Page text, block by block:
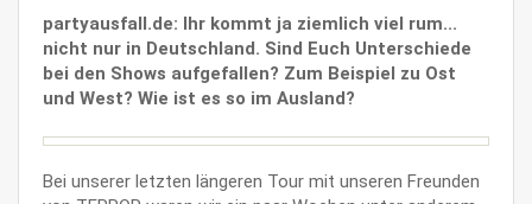
partyausfall.de: Ihr kommt ja ziemlich viel rum...
nicht nur in Deutschland. Sind Euch Unterschiede
bei den Shows aufgefallen? Zum Beispiel zu Ost
und West? Wie ist es so im Ausland?
Bei unserer letzten längeren Tour mit unseren Freunden